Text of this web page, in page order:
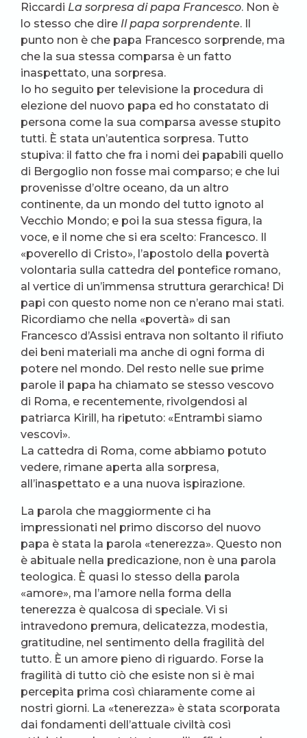
Riccardi La sorpresa di papa Francesco. Non è
lo stesso che dire Il papa sorprendente. Il
punto non è che papa Francesco sorprende, ma
che la sua stessa comparsa è un fatto
inaspettato, una sorpresa.
Io ho seguito per televisione la procedura di
elezione del nuovo papa ed ho constatato di
persona come la sua comparsa avesse stupito
tutti. È stata un’autentica sorpresa. Tutto
stupiva: il fatto che fra i nomi dei papabili quello
di Bergoglio non fosse mai comparso; e che lui
provenisse d’oltre oceano, da un altro
continente, da un mondo del tutto ignoto al
Vecchio Mondo; e poi la sua stessa figura, la
voce, e il nome che si era scelto: Francesco. Il
«poverello di Cristo», l’apostolo della povertà
volontaria sulla cattedra del pontefice romano,
al vertice di un’immensa struttura gerarchica! Di
papi con questo nome non ce n’erano mai stati.
Ricordiamo che nella «povertà» di san
Francesco d’Assisi entrava non soltanto il rifiuto
dei beni materiali ma anche di ogni forma di
potere nel mondo. Del resto nelle sue prime
parole il papa ha chiamato se stesso vescovo
di Roma, e recentemente, rivolgendosi al
patriarca Kirill, ha ripetuto: «Entrambi siamo
vescovi».
La cattedra di Roma, come abbiamo potuto
vedere, rimane aperta alla sorpresa,
all’inaspettato e a una nuova ispirazione.
La parola che maggiormente ci ha
impressionati nel primo discorso del nuovo
papa è stata la parola «tenerezza». Questo non
è abituale nella predicazione, non è una parola
teologica. È quasi lo stesso della parola
«amore», ma l’amore nella forma della
tenerezza è qualcosa di speciale. Vi si
intravedono premura, delicatezza, modestia,
gratitudine, nel sentimento della fragilità del
tutto. È un amore pieno di riguardo. Forse la
fragilità di tutto ciò che esiste non si è mai
percepita prima così chiaramente come ai
nostri giorni. La «tenerezza» è stata scorporata
dai fondamenti dell’attuale civiltà così